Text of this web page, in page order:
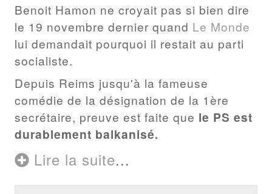
Benoit Hamon ne croyait pas si bien dire
le 19 novembre dernier quand Le Monde
lui demandait pourquoi il restait au parti
socialiste.
Depuis Reims jusqu'à la fameuse
comédie de la désignation de la 1ère
secrétaire, preuve est faite que le PS est
durablement balkanisé.
Lire la suite...